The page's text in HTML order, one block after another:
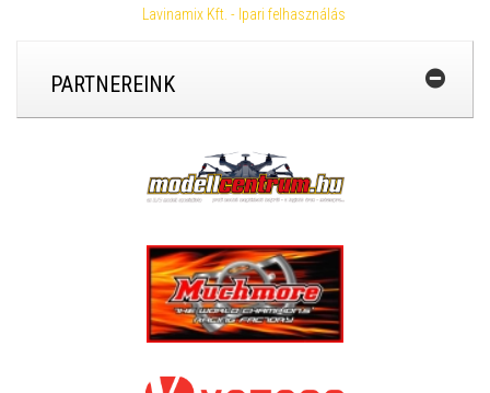
Lavinamix Kft. - Ipari felhasználás
PARTNEREINK